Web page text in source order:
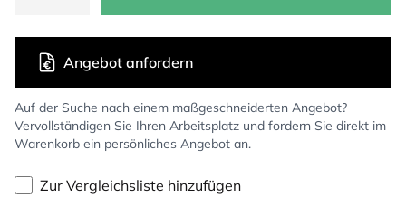
Auf der Suche nach einem maßgeschneiderten Angebot?
Vervollständigen Sie Ihren Arbeitsplatz und fordern Sie direkt im
Warenkorb ein persönliches Angebot an.
Angebot anfordern
Zur Vergleichsliste hinzufügen